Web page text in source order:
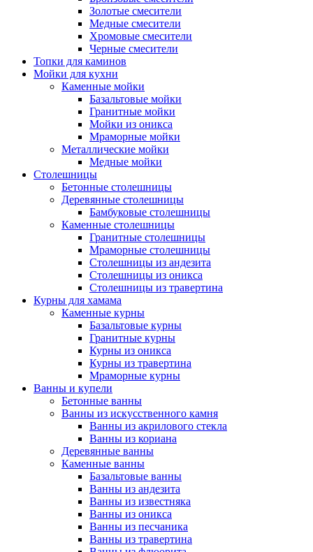
Золотые смесители
Медные смесители
Хромовые смесители
Черные смесители
Топки для каминов
Мойки для кухни
Каменные мойки
Базальтовые мойки
Гранитные мойки
Мойки из оникса
Мраморные мойки
Металлические мойки
Медные мойки
Столешницы
Бетонные столешницы
Деревянные столешницы
Бамбуковые столешницы
Каменные столешницы
Гранитные столешницы
Мраморные столешницы
Столешницы из андезита
Столешницы из оникса
Столешницы из травертина
Курны для хамама
Каменные курны
Базальтовые курны
Гранитные курны
Курны из оникса
Курны из травертина
Мраморные курны
Ванны и купели
Бетонные ванны
Ванны из искусственного камня
Ванны из акрилового стекла
Ванны из кориана
Деревянные ванны
Каменные ванны
Базальтовые ванны
Ванны из андезита
Ванны из известняка
Ванны из оникса
Ванны из песчаника
Ванны из травертина